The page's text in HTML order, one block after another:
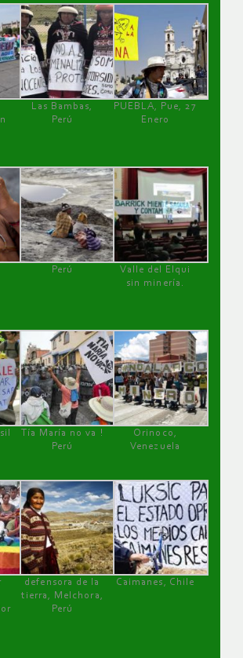
Las Bambas,
Perú
PUEBLA, Pue, 27
Enero
Perú
Valle del Elqui
sin minería.
Tía María no va !
Perú
Orinoco,
Venezuela
defensora de la
tierra, Melchora,
Perú
Caimanes, Chile